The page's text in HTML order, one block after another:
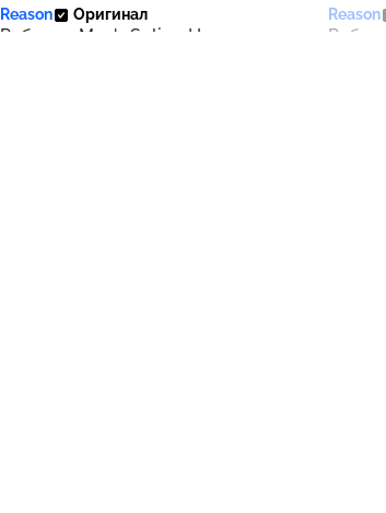
Reason Оригинал
Рубашка Men's Spliced Long
Reason